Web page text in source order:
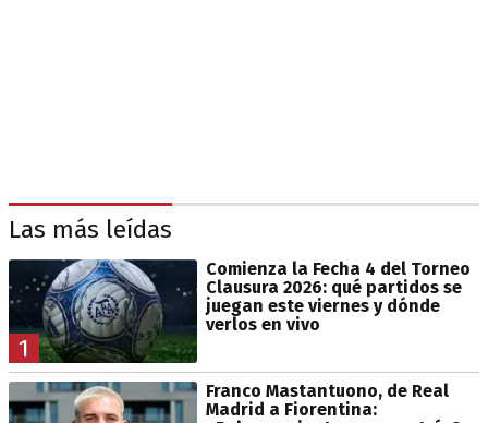
Las más leídas
1
Comienza la Fecha 4 del Torneo
Clausura 2026: qué partidos se
juegan este viernes y dónde
verlos en vivo
Franco Mastantuono, de Real
Madrid a Fiorentina: